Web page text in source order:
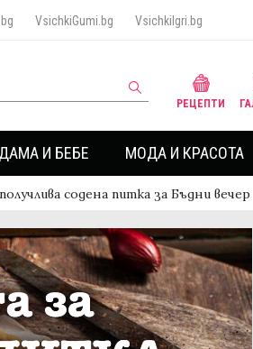
VsichkiGumi.bg VsichkiIgri.bg
РЕЦЕПТИ
ДАМА И БЕБЕ МОДА И КРАСОТА
содена питка за Бъдни вечер